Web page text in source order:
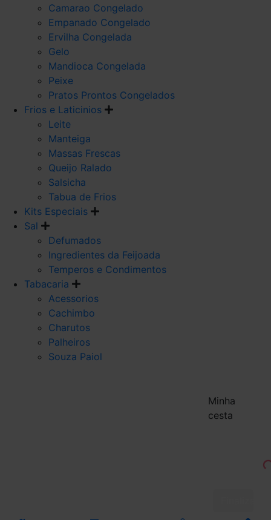
Camarao Congelado
Empanado Congelado
Ervilha Congelada
Gelo
Mandioca Congelada
Peixe
Pratos Prontos Congelados
Frios e Laticinios
Leite
Manteiga
Massas Frescas
Queijo Ralado
Salsicha
Tabua de Frios
Kits Especiais
Sal
Defumados
Ingredientes da Feijoada
Temperos e Condimentos
Tabacaria
Acessorios
Cachimbo
Charutos
Palheiros
Souza Paiol
Minha
cesta